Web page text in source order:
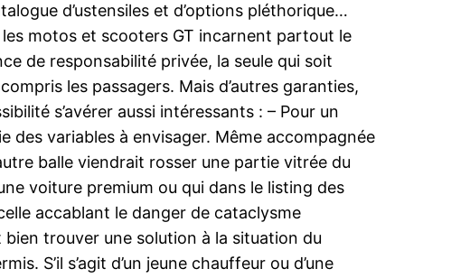
d’ustensiles et d’options pléthorique…
motos et scooters GT incarnent partout le
de responsabilité privée, la seule qui soit
les passagers. Mais d’autres garanties,
s’avérer aussi intéressants : – Pour un
variables à envisager. Même accompagnée
balle viendrait rosser une partie vitrée du
voiture premium ou qui dans le listing des
accablant le danger de cataclysme
trouver une solution à la situation du
S’il s’agit d’un jeune chauffeur ou d’une